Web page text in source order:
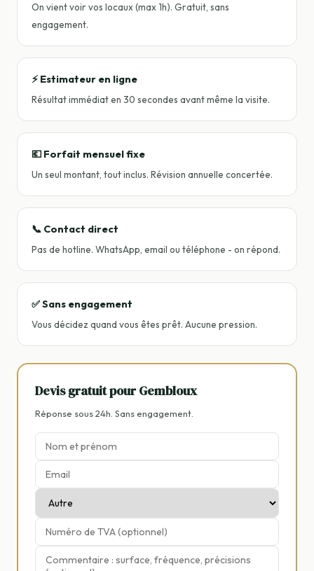
On vient voir vos locaux (max 1h). Gratuit, sans
engagement.
⚡ Estimateur en ligne
Résultat immédiat en 30 secondes avant même la visite.
💶 Forfait mensuel fixe
Un seul montant, tout inclus. Révision annuelle concertée.
📞 Contact direct
Pas de hotline. WhatsApp, email ou téléphone - on répond.
✅ Sans engagement
Vous décidez quand vous êtes prêt. Aucune pression.
Devis gratuit pour Gembloux
Réponse sous 24h. Sans engagement.